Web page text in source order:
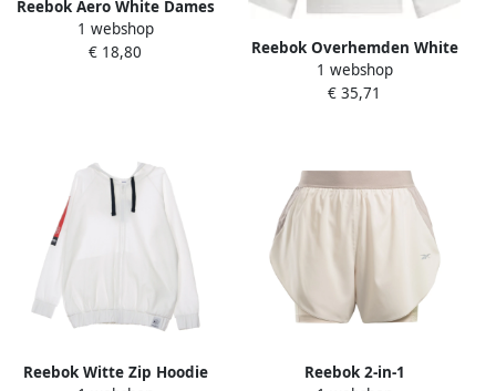
Reebok Aero White Dames
1 webshop
€ 18,80
Reebok Overhemden White
Dames
1 webshop
€ 35,71
Reebok Witte Zip Hoodie
Reebok 2-in-1